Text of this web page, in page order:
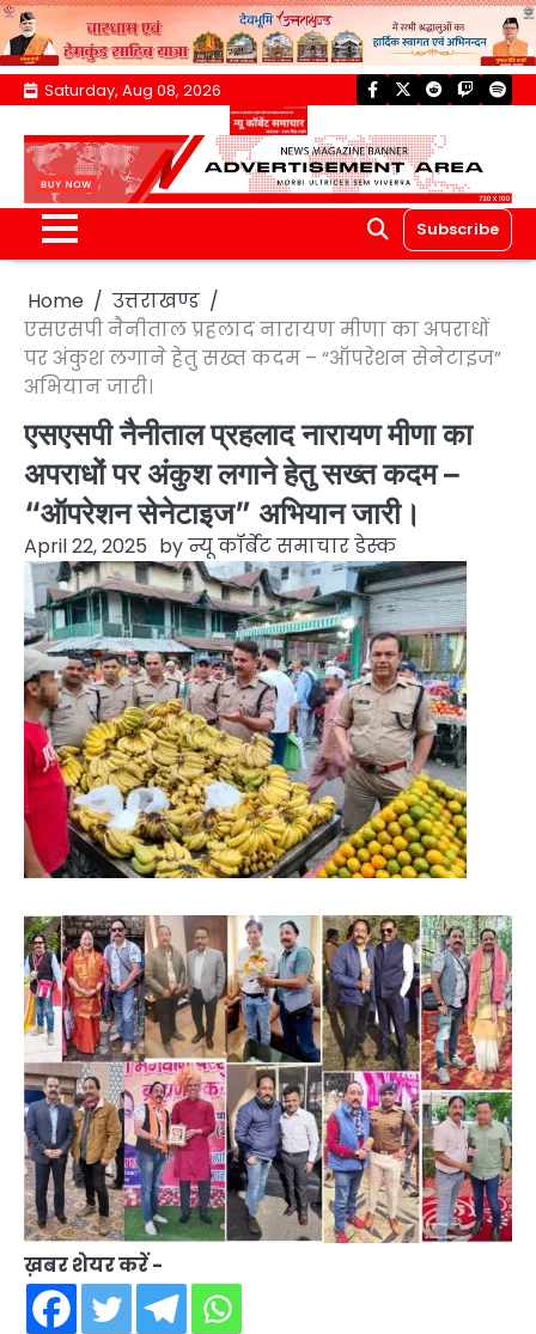
Skip
content
Saturday, Aug 08, 2026 facebook
twitterreddittwitch
Subscribe
Home
उत्तराखण्ड
एसएसपी नैनीताल प्रहलाद नारायण मीणा का अपराधों
पर अंकुश लगाने हेतु सख्त कदम – “ऑपरेशन सेनेटाइज”
अभियान जारी।
एसएसपी नैनीताल प्रहलाद नारायण मीणा का
अपराधों पर अंकुश लगाने हेतु सख्त कदम –
“ऑपरेशन सेनेटाइज” अभियान जारी।
April 22, 2025 byन्यू कॉर्बेट समाचार डेस्क
ख़बर शेयर करें -